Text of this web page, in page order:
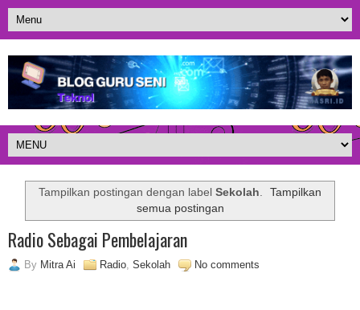
Tampilkan postingan dengan label Sekolah
Tampilkan
semua postingan
Radio Sebagai Pembelajaran
By Mitra Ai Radio, Sekolah No comments